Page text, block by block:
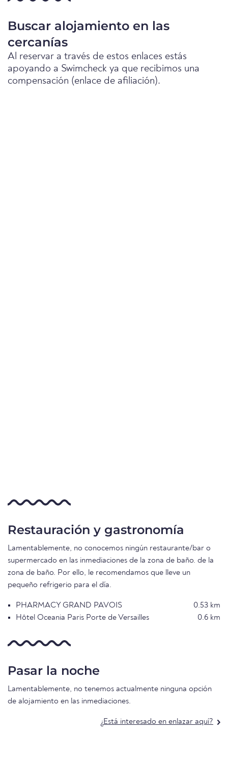
Buscar alojamiento en las
cercanías
Al reservar a través de estos enlaces estás
apoyando a Swimcheck ya que recibimos una
compensación (enlace de afiliación).
Restauración y gastronomía
Lamentablemente, no conocemos ningún restaurante/bar o
supermercado en las inmediaciones de la zona de baño. de la
zona de baño. Por ello, le recomendamos que lleve un
pequeño refrigerio para el día.
PHARMACY GRAND PAVOIS
0.53 km
Hôtel Oceania Paris Porte de Versailles
0.6 km
Pasar la noche
Lamentablemente, no tenemos actualmente ninguna opción
de alojamiento en las inmediaciones.
¿Está interesado en enlazar aquí?